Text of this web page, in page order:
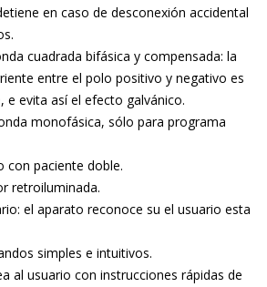
en caso de desconexión accidental
cuadrada bifásica y compensada: la
entre el polo positivo y negativo es
e evita así el efecto galvánico.
monofásica, sólo para programa
con paciente doble.
retroiluminada.
el aparato reconoce su el usuario esta
simples e intuitivos.
al usuario con instrucciones rápidas de